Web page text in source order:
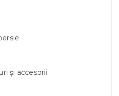
și accesorii